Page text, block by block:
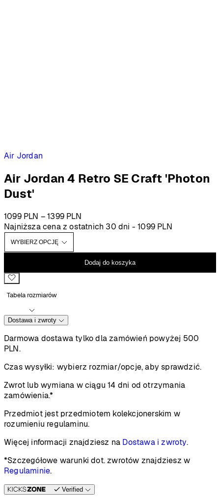
Air Jordan
Air Jordan 4 Retro SE Craft 'Photon
Dust'
1099 PLN – 1399 PLNZakres
cen:
1399 PLN
Najniższa cena z ostatnich 30 dni -1099 PLN
Dodaj do koszyka
Tabela rozmiarów
Dostawa i zwroty
Darmowa dostawa tylko dla zamówień powyżej 500
PLN.
Czas wysyłki: wybierz rozmiar/opcje, aby sprawdzić.
Zwrot lub wymiana w ciągu 14 dni od otrzymania
zamówienia.*
Przedmiot jest przedmiotem kolekcjonerskim w
rozumieniu regulaminu.
Więcej informacji znajdziesz na Dostawa i zwroty.
*Szczegółowe warunki dot. zwrotów znajdziesz w
Regulaminie.
Verified